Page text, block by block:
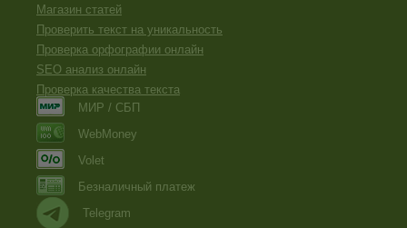
Магазин статей
Проверить текст на уникальность
Проверка орфографии онлайн
SEO анализ онлайн
Проверка качества текста
МИР / СБП
WebMoney
Volet
Безналичный платеж
Telegram